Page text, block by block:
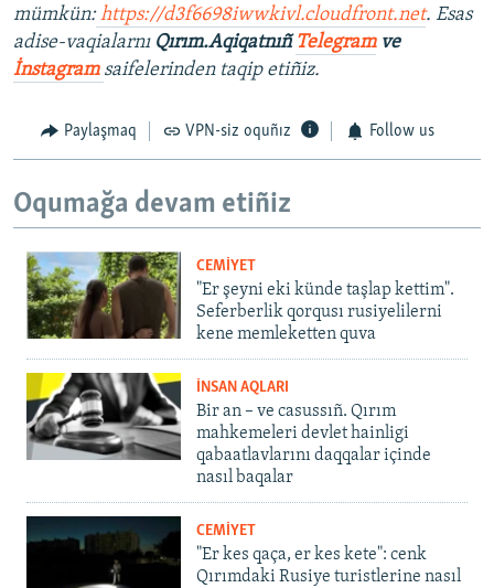
mümkün: https://d3f6698iwwkivl.cloudfront.net​. Esas
adise-vaqialarnı Qırım.Aqiqatnıñ Telegramve
İnstagram saifelerinden taqip etiñiz.
Paylaşmaq VPN-siz oquñız Follow us
Oqumağa devam etiñiz
CEMİYET
"Er şeyni eki künde taşlap kettim".
Seferberlik qorqusı rusiyelilerni
kene memleketten quva
İNSAN AQLARI
Bir an – ve casussıñ. Qırım
mahkemeleri devlet hainligi
qabaatlavlarını daqqalar içinde
nasıl baqalar
CEMİYET
"Er kes qaça, er kes kete": cenk
Qırımdaki Rusiye turistlerine nasıl